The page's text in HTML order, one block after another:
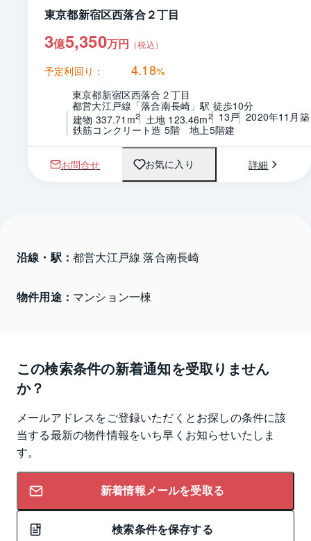
東京都新宿区西落合２丁目
3億5,350万円 （税込）
予定利回り： 4.18%
東京都新宿区西落合２丁目
都営大江戸線「落合南長崎」駅 徒歩10分
建物 337.71m2 土地 123.46m2 13戸 2020年11月築
鉄筋コンクリート造 5階　地上5階建
お問合せ お気に入り 詳細
沿線・駅： 都営大江戸線 落合南長崎
物件用途： マンション一棟
この検索条件の新着通知を受取りません
か？
メールアドレスをご登録いただくとお探しの条件に該
当する最新の物件情報をいち早くお知らせいたしま
す。
新着情報メールを受取る
検索条件を保存する